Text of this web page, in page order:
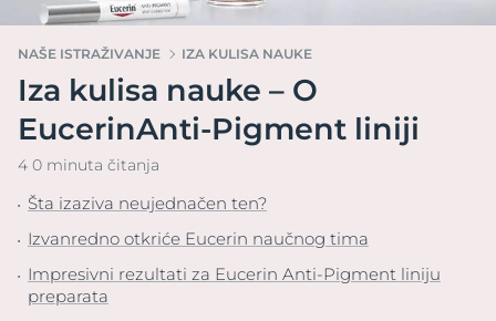
NAŠE ISTRAŽIVANJE IZA KULISA NAUKE
Iza kulisa nauke – O
EucerinAnti-Pigment liniji
4 0 minuta čitanja
Šta izaziva neujednačen ten?
Izvanredno otkriće Eucerin naučnog tima
Impresivni rezultati za Eucerin Anti-Pigment liniju
preparata